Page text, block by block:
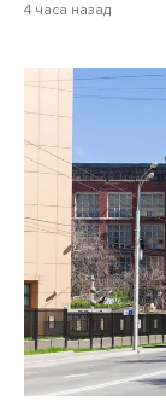
4 часа назад